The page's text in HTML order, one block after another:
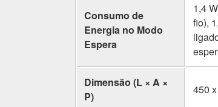
Consumo de
Energia no Modo
Espera
1,4
fio),
Dimensão (L × A ×
P)
450